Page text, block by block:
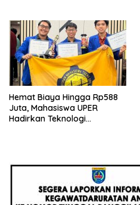
Hemat Biaya Hingga Rp588
Juta, Mahasiswa UPER
Hadirkan Teknologi